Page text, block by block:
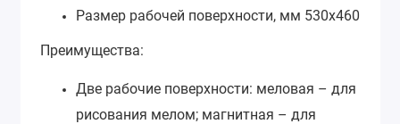
Размер рабочей поверхности, мм 530х460
Преимущества:
Две рабочие поверхности: меловая – для
рисования мелом; магнитная – для